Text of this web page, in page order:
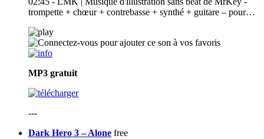
trompette + chœur + contrebasse + synthé + guitare – pour…
MP3 gratuit
---
Dark Hero 3 – Alone free